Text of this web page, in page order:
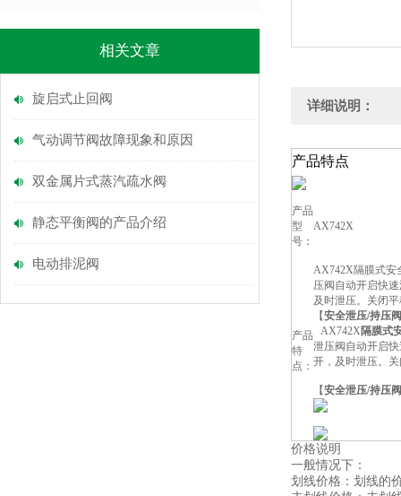
相关文章
旋启式止回阀
气动调节阀故障现象和原因
双金属片式蒸汽疏水阀
静态平衡阀的产品介绍
电动排泥阀
详细说明：
产品特点
产品
型
号：
AX742X
产品
特
点：
AX742X隔膜式安
压阀自动开启快
及时泄压。关闭
【安全泄压/持压阀
AX742X隔膜式
泄压阀自动开启
开，及时泄压。
【安全泄压/持压阀
价格说明
一般情况下：
划线价格：划线的